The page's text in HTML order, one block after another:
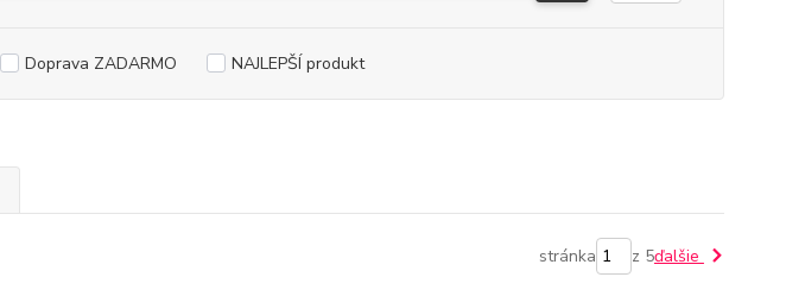
Doprava ZADARMO NAJLEPŠÍ produkt
stránka z 5ďalšie